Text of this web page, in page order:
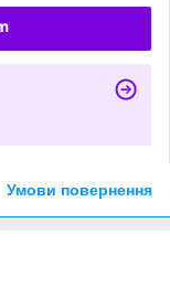
Умови повернення